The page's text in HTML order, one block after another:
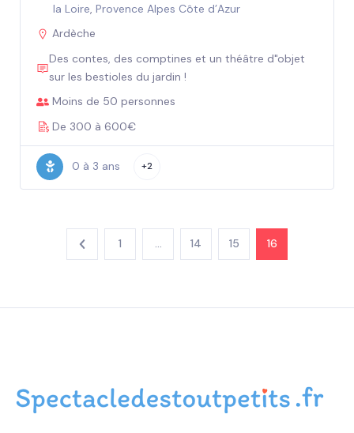
la Loire Provence Alpes Côte d’Azur
Ardèche
Des contes, des comptines et un théâtre d"objet
sur les bestioles du jardin !
Moins de 50 personnes
De 300 à 600€
0 à 3 ans +2
1 … 14 15 16